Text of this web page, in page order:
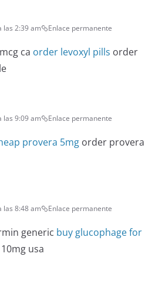
las 2:39 am Enlace permanente
ca order levoxyl pills order
las 9:09 am Enlace permanente
provera 5mg order provera
las 8:48 am Enlace permanente
generic buy glucophage for
usa